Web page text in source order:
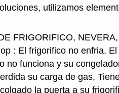
utilizamos
FRIGORIFICO,
: El frigorifico no enfria,
no funciona y su
su carga de gas,
la puerta a su